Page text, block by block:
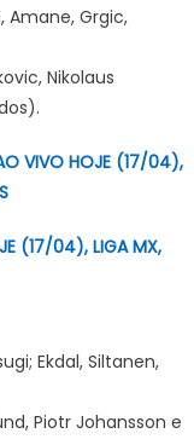
Amane, Grgic,
Nikolaus
VIVO HOJE (17/04),
(17/04), LIGA MX,
Ekdal, Siltanen,
Piotr Johansson e